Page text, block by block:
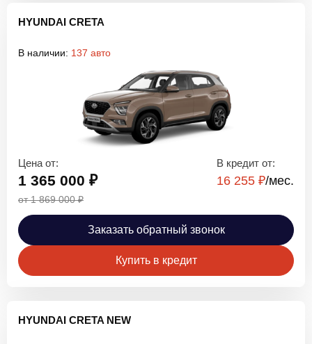
HYUNDAI CRETA
В наличии: 137 авто
Цена от:
1 365 000 ₽
от 1 869 000 ₽
В кредит от:
16 255 ₽/мec.
Заказать обратный звонок
Купить в кредит
HYUNDAI CRETA NEW